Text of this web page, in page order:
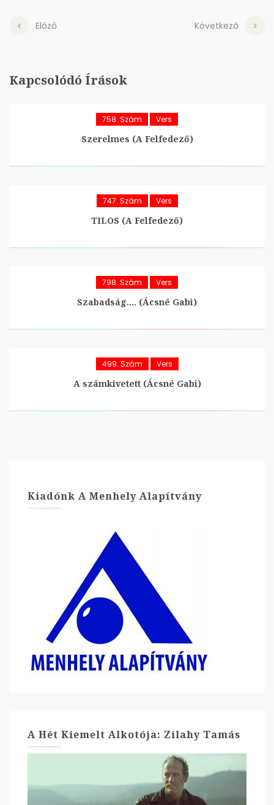
Előző Következő
Kapcsolódó Írások
758. Szám Vers
Szerelmes (A Felfedező)
747. Szám Vers
TILOS (A Felfedező)
798. Szám Vers
Szabadság…. (Ácsné Gabi)
499. Szám Vers
A számkivetett (Ácsné Gabi)
Kiadónk A Menhely Alapítvány
A Hét Kiemelt Alkotója: Zilahy Tamás